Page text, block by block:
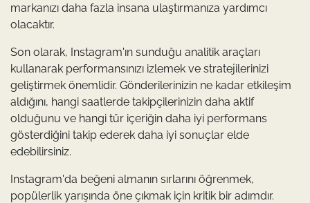
markanızı daha fazla insana ulaştırmanıza yardımcı
olacaktır.
Son olarak, Instagram'ın sunduğu analitik araçları
kullanarak performansınızı izlemek ve stratejilerinizi
geliştirmek önemlidir. Gönderilerinizin ne kadar etkileşim
aldığını, hangi saatlerde takipçilerinizin daha aktif
olduğunu ve hangi tür içeriğin daha iyi performans
gösterdiğini takip ederek daha iyi sonuçlar elde
edebilirsiniz.
Instagram'da beğeni almanın sırlarını öğrenmek,
popülerlik yarışında öne çıkmak için kritik bir adımdır.